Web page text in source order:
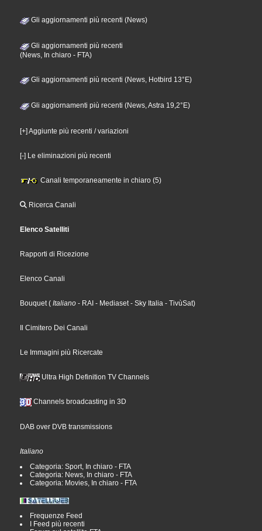
Gli aggiornamenti più recenti (News)
Gli aggiornamenti più recenti
(News, In chiaro - FTA)
Gli aggiornamenti più recenti (News, Hotbird 13°E)
Gli aggiornamenti più recenti (News, Astra 19,2°E)
[+] Aggiunte più recenti / variazioni
[-] Le eliminazioni più recenti
Canali temporaneamente in chiaro (5)
Ricerca Canali
Elenco Satelliti
Rapporti di Ricezione
Elenco Canali
Bouquet ( Italiano - RAI - Mediaset - Sky Italia - TivùSat)
Il Cimitero Dei Canali
Le Immagini più Ricercate
Ultra High Definition TV Channels
Channels broadcasting in 3D
DAB over DVB transmissions
Italiano
Categoria: Sport, In chiaro - FTA
Categoria: News, In chiaro - FTA
Categoria: Movies, In chiaro - FTA
Frequenze Feed
I Feed più recenti